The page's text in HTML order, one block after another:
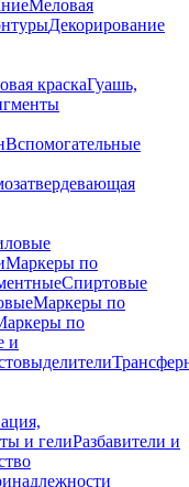
Меловая
Декорирование
краскаГуашь,
Вспомогательные
Маркеры по
Cпиртовые
Маркеры по
по
и
и гелиРазбавители и